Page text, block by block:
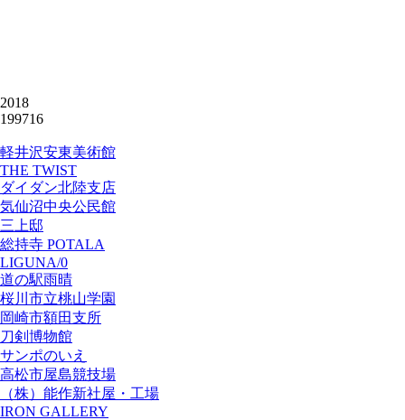
2018
199716
軽井沢安東美術館
THE TWIST
ダイダン北陸支店
気仙沼中央公民館
三上邸
総持寺 POTALA
LIGUNA/0
道の駅雨晴
桜川市立桃山学園
岡崎市額田支所
刀剣博物館
サンポのいえ
高松市屋島競技場
（株）能作新社屋・工場
IRON GALLERY